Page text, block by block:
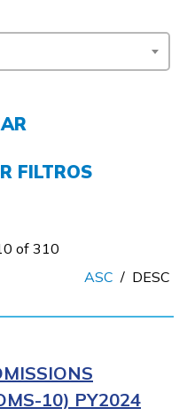
FILTROS
of 310
ASC / DESC
10) PY2024